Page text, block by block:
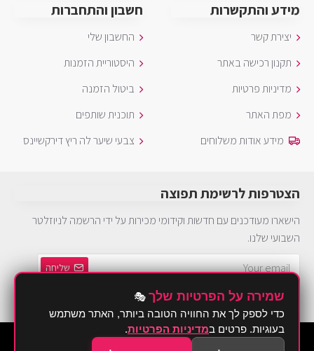
מידע והתקשרות
יצירת קשר
תקנון רכישה באתר
מדיניות פרטיות
מפת האתר
מידע אודות משלוחים
חשבון והתחברות
החשבון שלי
היסטוריית הזמנות
ביטול הזמנה
תוכנית שותפים
צבעי שיער לה ריץ דירקשיינס
הצטרפות לרשימת תפוצה
הישארו מעודכנים עם חדשות וקידומי מכירות על ידי הרשמה לניוזלטר
השבועי שלנו.
שליחה
הינך חייב להסכים למדיניות פרטיות
©2026 Brurya TLV - ברוריה תחפושות
שמירה על הפרטיות שלך 🎭
כדי לספק לך את החוויה הטובה ביותר, האתר משתמש
בעוגיות. פרטים במדיניות הפרטיות.